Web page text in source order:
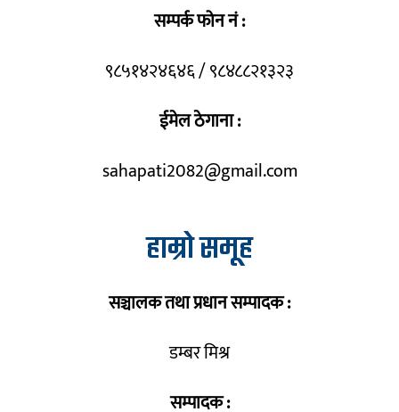
सम्पर्क फोन नं :
९८५१४२४६४६ / ९८४८८२१३२३
ईमेल ठेगाना :
sahapati2082@gmail.com
हाम्रो समूह
सञ्चालक तथा प्रधान सम्पादक :
डम्बर मिश्र
सम्पादक :